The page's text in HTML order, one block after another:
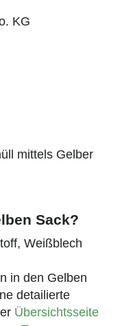
KG
mittels Gelber
Sack?
Weißblech
in den Gelben
detailierte
Übersichtsseite